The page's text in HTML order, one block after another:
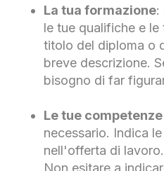
La tua formazione:
le tue qualifiche e
titolo del diploma o
breve descrizione.
bisogno di far
Le tue
necessario. Indica
nell'offerta di